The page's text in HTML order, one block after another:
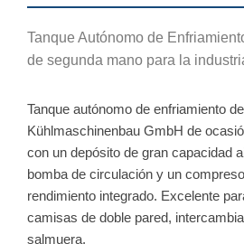
Tanque Autónomo de
de segunda mano para la
Tanque autónomo de enfriamiento
Kühlmaschinenbau GmbH de
con un depósito de gran capacidad
bomba de circulación y un
rendimiento integrado. Excelente
camisas de doble pared,
salmuera.